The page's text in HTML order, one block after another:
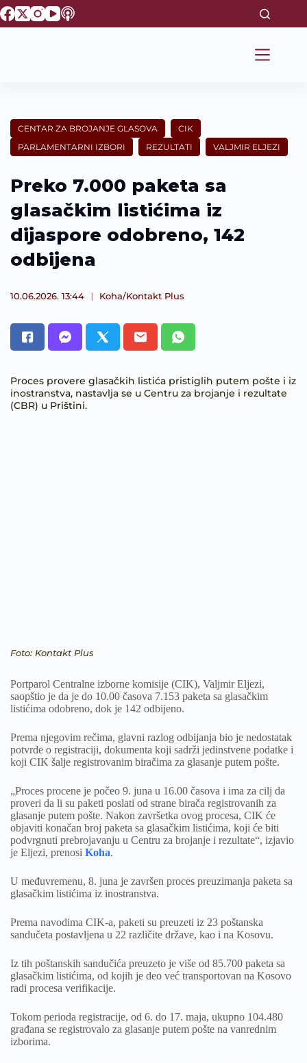
S
k
n
CENTAR ZA BROJANJE GLASOVA
CIK
PARLAMENTARNI IZBORI
REZULTATI VALJMIR ELJEZI
Preko 7.000 paketa sa
glasačkim listićima iz
dijaspore odobreno, 142
odbijena
10.06.2026. 13:44 Koha/Kontakt Plus
Proces provere glasačkih listića pristiglih putem pošte i iz
inostranstva, nastavlja se u Centru za brojanje i rezultate
(CBR) u Prištini.
Foto: Kontakt Plus
Portparol Centralne izborne komisije (CIK), Valjmir Eljezi,
saopštio je da je do 10.00 časova 7.153 paketa sa glasačkim
listićima odobreno, dok je 142 odbijeno.
Prema njegovim rečima, glavni razlog odbijanja bio je nedostatak
potvrde o registraciji, dokumenta koji sadrži jedinstvene podatke i
koji CIK šalje registrovanim biračima za glasanje putem pošte.
„Proces procene je počeo 9. juna u 16.00 časova i ima za cilj da
proveri da li su paketi poslati od strane birača registrovanih za
glasanje putem pošte. Nakon završetka ovog procesa, CIK će
objaviti konačan broj paketa sa glasačkim listićima, koji će biti
podvrgnuti prebrojavanju u Centru za brojanje i rezultate“, izjavio
je Eljezi, prenosi Koha.
U međuvremenu, 8. juna je završen proces preuzimanja paketa sa
glasačkim listićima iz inostranstva.
Prema navodima CIK-a, paketi su preuzeti iz 23 poštanska
sandučeta postavljena u 22 različite države, kao i na Kosovu.
Iz tih poštanskih sandučića preuzeto je više od 85.700 paketa sa
glasačkim listićima, od kojih je deo već transportovan na Kosovo
radi procesa verifikacije.
Tokom perioda registracije, od 6. do 17. maja, ukupno 104.480
građana se registrovalo za glasanje putem pošte na vanrednim
izborima.